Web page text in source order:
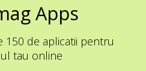
Apps
150 de aplicatii pentru
tau online